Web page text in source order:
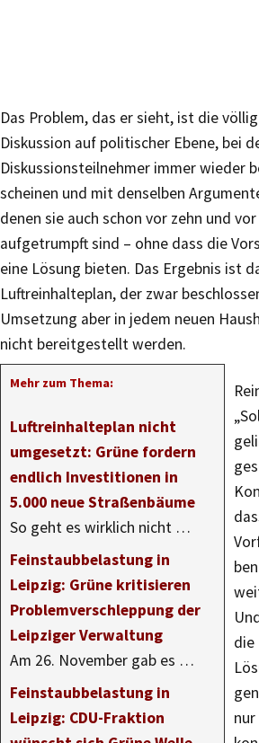
Das Problem, das er sieht, ist die
Diskussion auf politischer Ebene, bei
Diskussionsteilnehmer immer wieder
scheinen und mit denselben
denen sie auch schon vor zehn und
aufgetrumpft sind – ohne dass die
eine Lösung bieten. Das Ergebnis ist
Luftreinhalteplan, der zwar
Umsetzung aber in jedem neuen
nicht bereitgestellt werden.
Mehr zum Thema:
Luftreinhalteplan nicht
umgesetzt: Grüne fordern
endlich Investitionen in
5.000 neue Straßenbäume
So geht es wirklich nicht …
Feinstaubbelastung in
Leipzig: Grüne kritisieren
Problemverschleppung der
Leipziger Verwaltung
Am 26. November gab es …
Feinstaubbelastung in
Leipzig: CDU-Fraktion
die